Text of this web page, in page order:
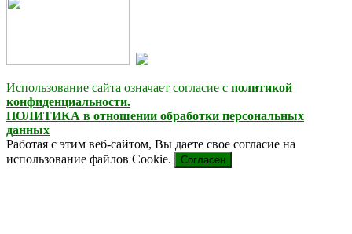
Использование сайта означает согласие с политикой
конфиденциальности.
ПОЛИТИКА в отношении обработки персональных
данных
Работая с этим веб-сайтом, Вы даете свое согласие на
использование файлов Cookie.
Согласен